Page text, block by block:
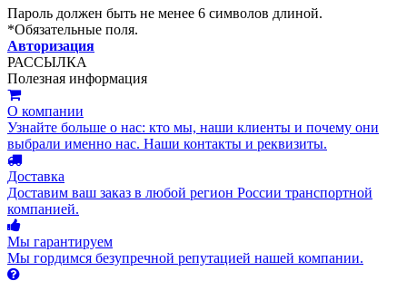
Пароль должен быть не менее 6 символов длиной.
*Обязательные поля.
Авторизация
РАССЫЛКА
Полезная информация
О компании
Узнайте больше о нас: кто мы, наши клиенты и почему они
выбрали именно нас. Наши контакты и реквизиты.
Доставка
Доставим ваш заказ в любой регион России транспортной
компанией.
Мы гарантируем
Мы гордимся безупречной репутацией нашей компании.